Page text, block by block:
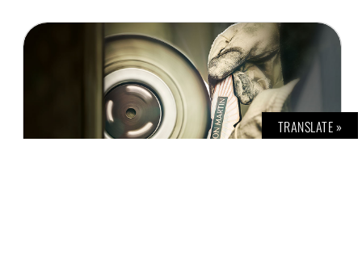
TRANSLATE »